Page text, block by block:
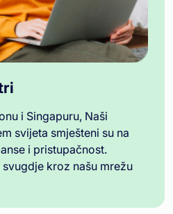
i Singapuru, Naši
svijeta smješteni su na
i pristupačnost.
kroz našu mrežu